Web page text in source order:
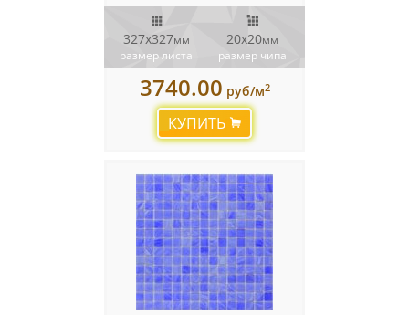
327х327мм
размер листа
20х20мм
размер чипа
3740.00 руб/м2
КУПИТЬ